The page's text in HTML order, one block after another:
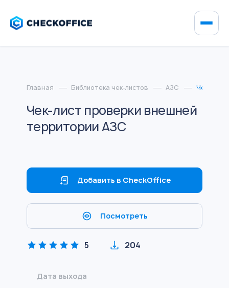
Главная Библиотека чек-листов АЗС Чек-лист
Чек-лист проверки внешней
территории АЗС
Добавить в CheckOffice
Посмотреть
5 204
Дата выхода